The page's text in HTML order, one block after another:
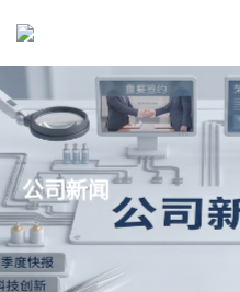
公司新闻